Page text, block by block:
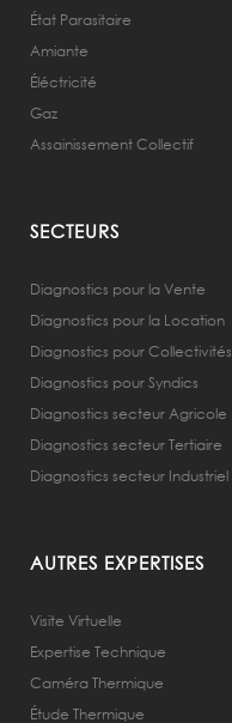
État Parasitaire
Amiante
Éléctricité
Gaz
Assainissement Collectif
SECTEURS
Diagnostics pour la Vente
Diagnostics pour la Location
Diagnostics pour Collectivités
Diagnostics pour Syndics
Diagnostics secteur Agricole
Diagnostics secteur Tertiaire
Diagnostics secteur Industriel
AUTRES EXPERTISES
Visite Virtuelle
Expertise Technique
Caméra Thermique
Étude Thermique